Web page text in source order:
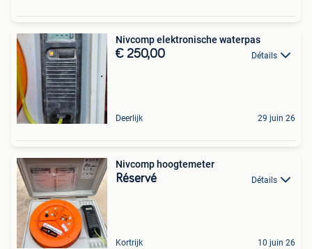
Nivcomp elektronische waterpas
€ 250,00 Détails
Deerlijk 29 juin 26
Nivcomp hoogtemeter
Réservé Détails
Kortrijk 10 juin 26